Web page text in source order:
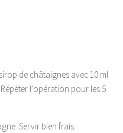
de châtaignes avec 10 ml
l’opération pour les 5
Servir bien frais.